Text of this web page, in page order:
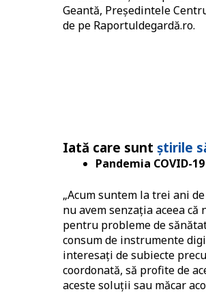
Geantă, Președintele
de pe Raportuldegardă.ro.
Iată care sunt știrile
Pandemia COVID-
„Acum suntem la trei ani
nu avem senzația aceea
pentru probleme de
consum de instrumente
interesați de subiecte
coordonată, să profite de
aceste soluții sau măcar